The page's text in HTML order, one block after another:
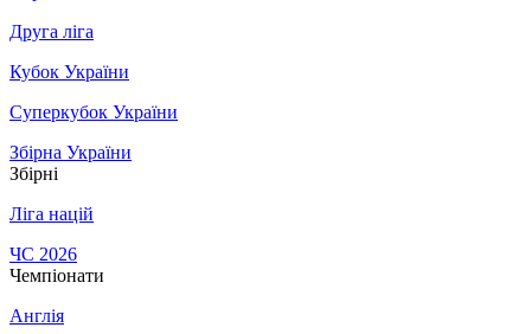
Друга ліга
Кубок України
Суперкубок України
Збірна України
Збірні
Ліга націй
ЧС 2026
Чемпіонати
Англія